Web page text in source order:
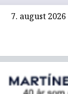
7. august 2026